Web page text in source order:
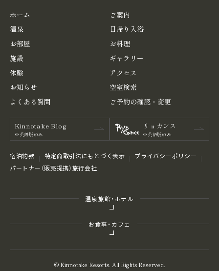
ホーム
ご案内
温泉
日帰り入浴
お部屋
お料理
施設
ギャラリー
体験
アクセス
お知らせ
空室検索
よくある 質問 ご予約の確認・変更
Kinnotake Blog
※英語版のみ
リョカンス
※英語版のみ
宿泊約款 特定商取引法にもとづく表⽰
プライバシーポリシー
パートナー（販売提携）旅行会社
温泉旅館・ホテル
お食事・カフェ
© Kinnotake Resorts. All Rights Reserved.